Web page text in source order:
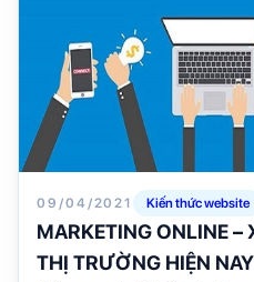
09/04/2021 Kiến thức website
MARKETING ONLINE
THỊ TRƯỜNG HIỆN NAY